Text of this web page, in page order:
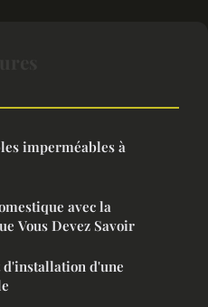
imperméables à
avec la
Vous Devez Savoir
d'une